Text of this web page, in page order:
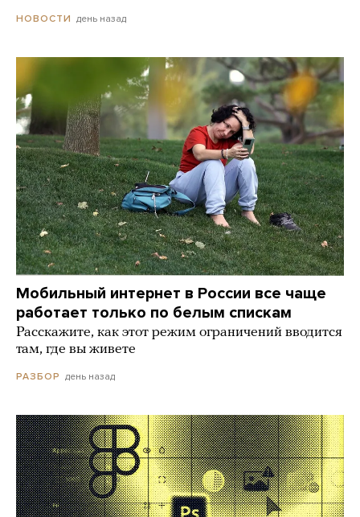
НОВОСТИ день назад
Мобильный интернет в России все чаще
работает только по белым спискам
Расскажите, как этот режим ограничений вводится
там, где вы живете
РАЗБОР день назад